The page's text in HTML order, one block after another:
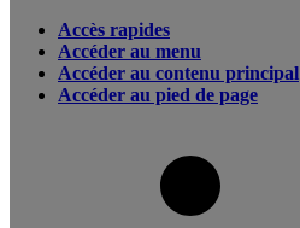
Accès rapides
Accéder au menu
Accéder au contenu principal
Accéder au pied de page